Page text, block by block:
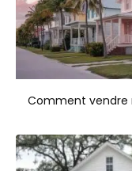
Comment vendre